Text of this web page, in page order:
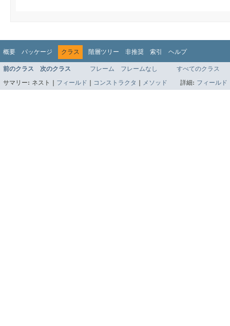
概要 パッケージ クラス 階層ツリー 非推奨 索引 ヘルプ
前のクラス 次のクラス フレーム フレームなし
すべてのクラス
サマリー: ネスト | フィールド コンストラクタ メソッド 詳細: フィールド